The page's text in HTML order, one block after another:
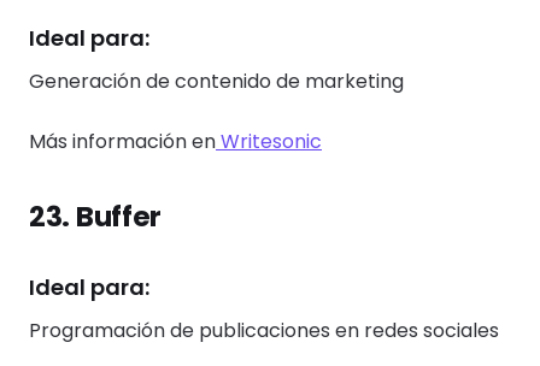
Ideal para:
Generación de contenido de marketing
Más información enWritesonic
23. Buffer
Ideal para:
Programación de publicaciones en redes sociales